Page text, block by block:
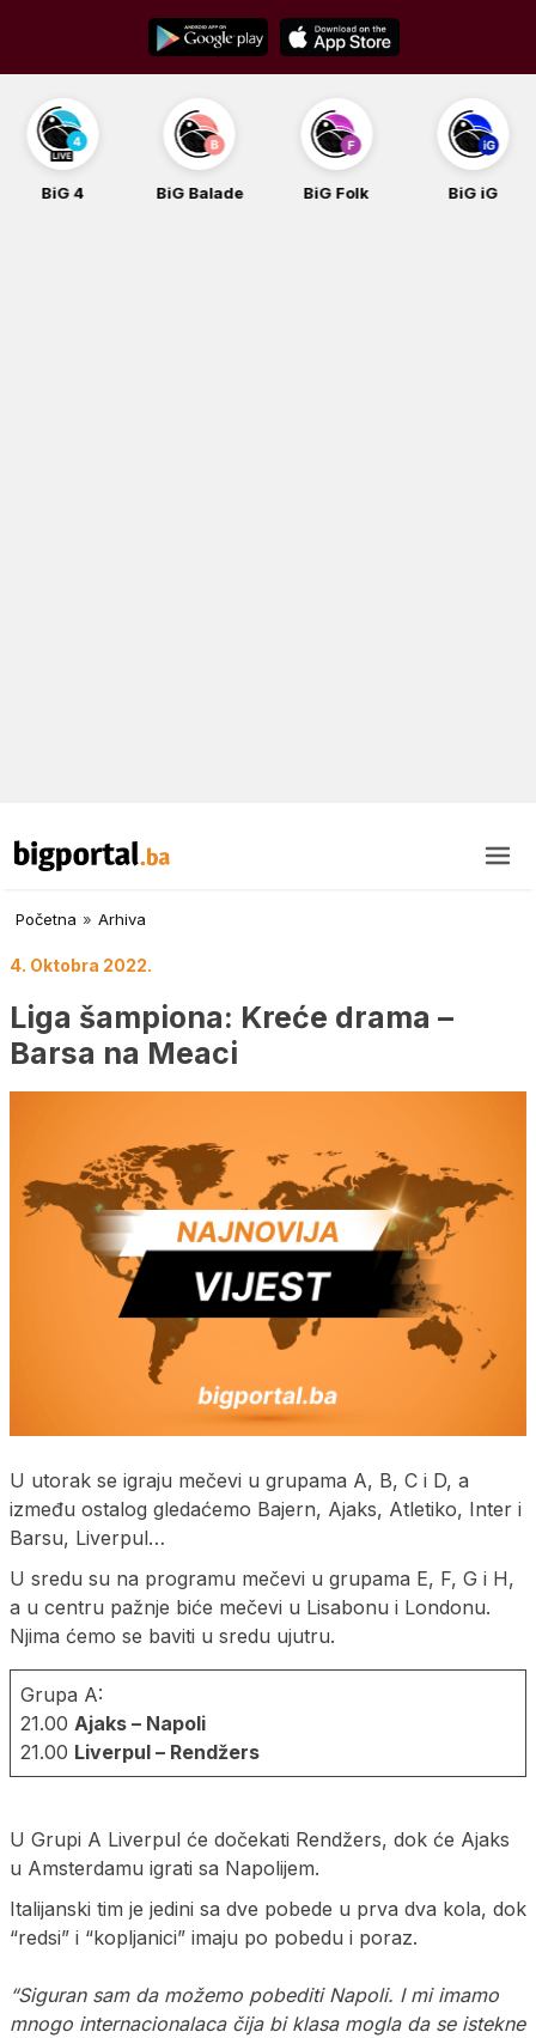
content
BiG 4 BiG Balade BiG Folk BiG iG
Početna » Arhiva
4. Oktobra 2022.
Liga šampiona: Kreće drama –
Barsa na Meaci
U utorak se igraju mečevi u grupama A, B, C i D, a
između ostalog gledaćemo Bajern, Ajaks, Atletiko, Inter i
Barsu, Liverpul…
U sredu su na programu mečevi u grupama E, F, G i H,
a u centru pažnje biće mečevi u Lisabonu i Londonu.
Njima ćemo se baviti u sredu ujutru.
Grupa A:
21.00 Ajaks – Napoli
21.00 Liverpul – Rendžers
U Grupi A Liverpul će dočekati Rendžers, dok će Ajaks
u Amsterdamu igrati sa Napolijem.
Italijanski tim je jedini sa dve pobede u prva dva kola, dok
“redsi” i “kopljanici” imaju po pobedu i poraz.
“Siguran sam da možemo pobediti Napoli. I mi imamo
mnogo internacionalaca čija bi klasa mogla da se istekne